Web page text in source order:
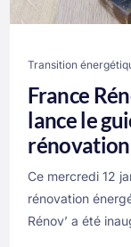
Transition
France
lance le
Ce mercredi 12
rénovation
Rénov’ a été